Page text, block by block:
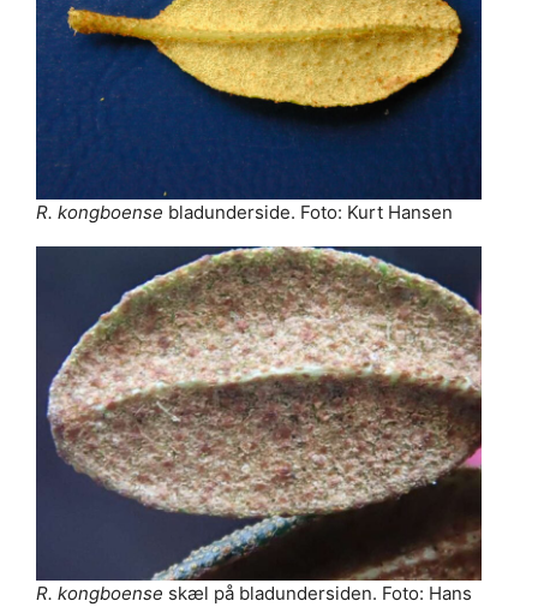
R. kongboense bladunderside. Foto: Kurt Hansen
R. kongboense skæl på bladundersiden. Foto: Hans